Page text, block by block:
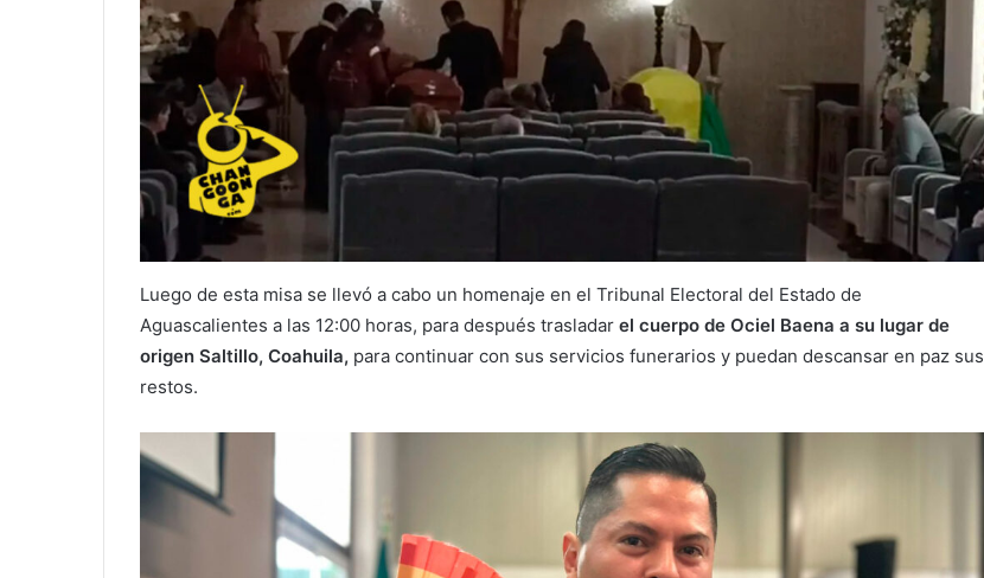
Luego de esta misa se llevó a cabo un homenaje en el Tribunal Electoral del Estado de
Aguascalientes a las 12:00 horas, para después trasladar el cuerpo de Ociel Baena a su lugar de
origen Saltillo, Coahuila, para continuar con sus servicios funerarios y puedan descansar en paz sus
restos.